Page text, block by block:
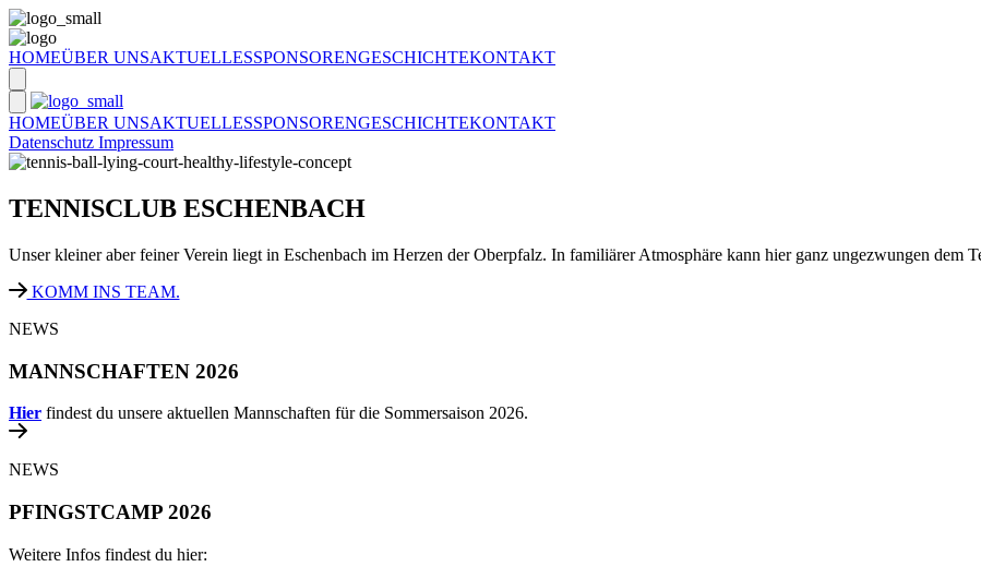
HOMEÜBER UNSAKTUELLESSPONSORENGESCHICHTEKONTAKT
HOMEÜBER UNSAKTUELLESSPONSORENGESCHICHTEKONTAKT
Datenschutz Impressum
TENNISCLUB ESCHENBACH
Unser kleiner aber feiner Verein liegt in Eschenbach im Herzen der Oberpfalz. In familiärer Atmosphäre kann hier ganz ungezwungen dem
KOMM INS TEAM.
NEWS
MANNSCHAFTEN 2026
Hier findest du unsere aktuellen Mannschaften für die Sommersaison 2026.
NEWS
PFINGSTCAMP 2026
Weitere Infos findest du hier: